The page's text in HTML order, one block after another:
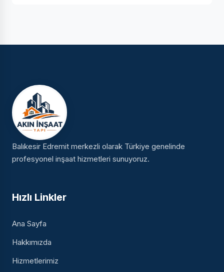
Balıkesir Edremit merkezli olarak Türkiye genelinde
profesyonel inşaat hizmetleri sunuyoruz.
Hızlı Linkler
Ana Sayfa
Hakkımızda
Hizmetlerimiz